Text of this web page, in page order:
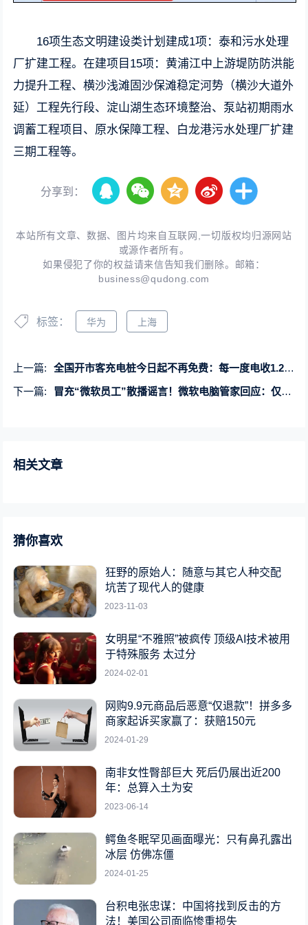
16项生态文明建设类计划建成1项：泰和污水处理
厂扩建工程。在建项目15项：黄浦江中上游堤防防洪能
力提升工程、横沙浅滩固沙保滩稳定河势（横沙大道外
延）工程先行段、淀山湖生态环境整治、泵站初期雨水
调蓄工程项目、原水保障工程、白龙港污水处理厂扩建
三期工程等。
分享到：
本站所有文章、数据、图片均来自互联网,一切版权均归源网站
或源作者所有。
如果侵犯了你的权益请来信告知我们删除。邮箱：
business@qudong.com
标签： 华为 上海
上一篇:
全国开市客充电桩今日起不再免费：每一度电收1.2元 慢充改为正常充
下一篇:
冒充“微软员工”散播谣言！微软电脑管家回应：仅入驻3个平台
相关文章
猜你喜欢
狂野的原始人：随意与其它人种交配
坑苦了现代人的健康
2023-11-03
女明星“不雅照”被疯传 顶级AI技术被用
于特殊服务 太过分
2024-02-01
网购9.9元商品后恶意“仅退款”！拼多多
商家起诉买家赢了：获赔150元
2024-01-29
南非女性臀部巨大 死后仍展出近200
年：总算入土为安
2023-06-14
鳄鱼冬眠罕见画面曝光：只有鼻孔露出
冰层 仿佛冻僵
2024-01-25
台积电张忠谋：中国将找到反击的方
法！美国公司面临惨重损失